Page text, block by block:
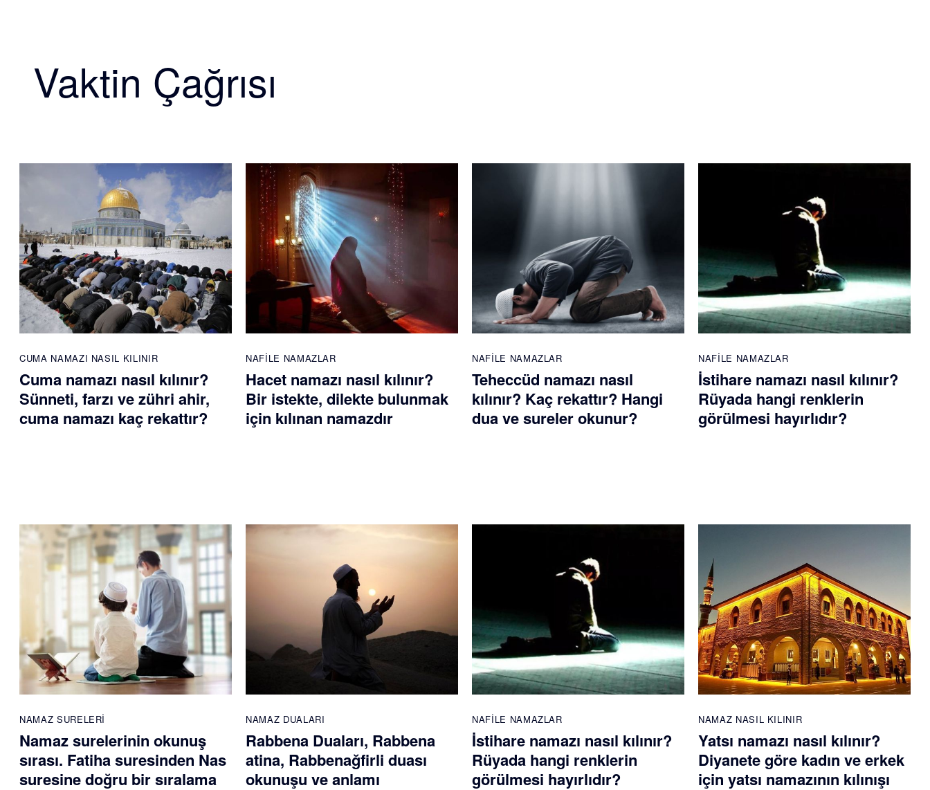
Vaktin Çağrısı
CUMA NAMAZI NASIL KILINIR
Cuma namazı nasıl kılınır?
Sünneti, farzı ve zühri ahir,
cuma namazı kaç rekattır?
NAFILE NAMAZLAR
Hacet namazı nasıl kılınır?
Bir istekte, dilekte bulunmak
için kılınan namazdır
NAFILE NAMAZLAR
Teheccüd namazı nasıl
kılınır? Kaç rekattır? Hangi
dua ve sureler okunur?
NAFILE NAMAZLAR
İstihare namazı nasıl kılınır?
Rüyada hangi renklerin
görülmesi hayırlıdır?
NAMAZ SURELERI
Namaz surelerinin okunuş
sırası. Fatiha suresinden Nas
suresine doğru bir sıralama
NAMAZ DUALARI
Rabbena Duaları, Rabbena
atina, Rabbenağfirli duası
okunuşu ve anlamı
NAFILE NAMAZLAR
İstihare namazı nasıl kılınır?
Rüyada hangi renklerin
görülmesi hayırlıdır?
NAMAZ NASIL KILINIR
Yatsı namazı nasıl kılınır?
Diyanete göre kadın ve erkek
için yatsı namazının kılınışı